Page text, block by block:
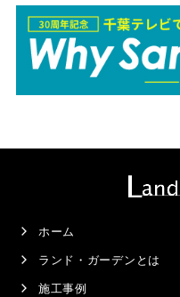
ホーム
ランド・ガーデンとは
施工事例